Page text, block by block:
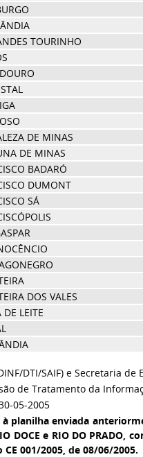
TOURINHO
DE MINAS
DE MINAS
BADARÓ
DUMONT
SÁ
DOS VALES
DE LEITE
DTI/SAIF) e Secretaria de
de Tratamento da
05-2005
planilha enviada
DOCE e RIO DO PRADO,
001/2005, de 08/06/2005.